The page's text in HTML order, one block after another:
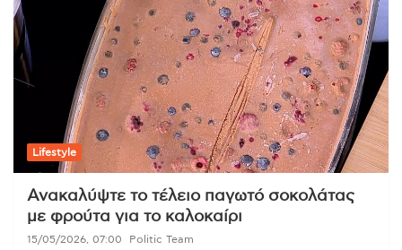
Lifestyle
Ανακαλύψτε το τέλειο παγωτό σοκολάτας
με φρούτα για το καλοκαίρι
15/05/2026, 07:00 Politic Team